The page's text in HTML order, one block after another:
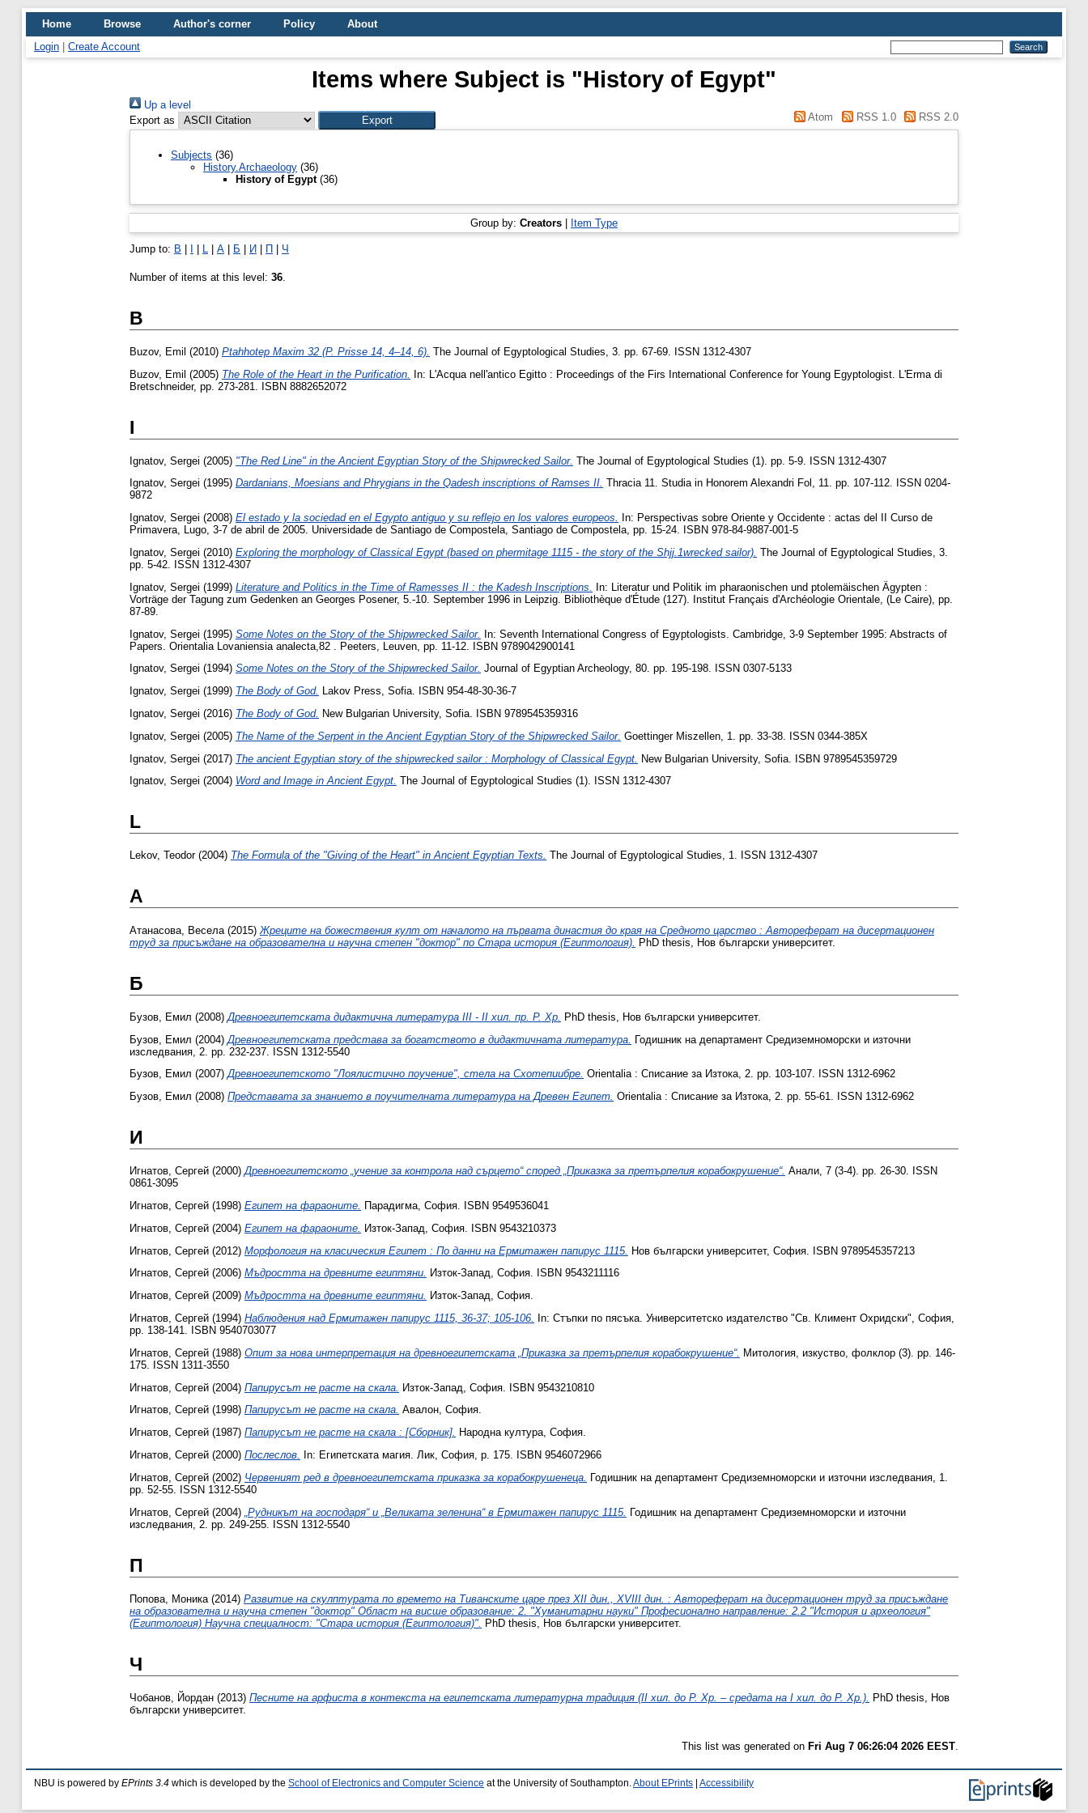
Home Browse Author's corner Policy
About
Login
Create Account
Items where Subject is "History of Egypt"
Up a level
Export as
Atom RSS 1.0 RSS 2.0
Subjects (36)
History.Archaeology (36)
History of Egypt(36)
Group by: Creators | Item Type
Jump to: B | I | L | А | Б | И | П | Ч
Number of items at this level: 36
B
Buzov, Emil (2010) Ptahhotep Maxim 32 (P. Prisse 14, 4–14, 6). The Journal of Egyptological Studies, 3. pp. 67-69. ISSN 1312-4307
Buzov, Emil (2005) The Role of the Heart in the Purification. In: L'Acqua nell'antico Egitto : Proceedings of the Firs International Conference for Young Egyptologist. L'Erma di
Bretschneider, pp. 273-281. ISBN 8882652072
I
Ignatov, Sergei (2005) "The Red Line" in the Ancient Egyptian Story of the Shipwrecked Sailor. The Journal of Egyptological Studies (1). pp. 5-9. ISSN 1312-4307
Ignatov, Sergei (1995) Dardanians, Moesians and Phrygians in thе Qadesh inscriptions of Ramses II. Thracia 11. Studia in Honorem Alexandri Fol, 11. pp. 107-112. ISSN 0204-
9872
Ignatov, Sergei (2008) El estado y la sociedad en el Egypto antiguo y su reflejo en los valores europeos.
In: Perspectivas sobre Oriente y Occidente : actas del II Curso de
Primavera, Lugo, 3-7 de abril de 2005. Universidade de Santiago de Compostela, Santiago de Compostela, pp. 15-24. ISBN 978-84-9887-001-5
Ignatov, Sergei (2010) Exploring the morphology of Classical Egypt (based on phermitage 1115 - the story of thе Shjj.1wrecked sailor). The Journal of Egyptological Studies, 3.
pp. 5-42. ISSN 1312-4307
Ignatov, Sergei (1999) Literature and Politics in the Time of Ramesses II : the Kadesh Inscriptions.
In: Literatur und Politik im pharaonischen und ptolemäischen Ägypten :
Vorträge der Tagung zum Gedenken an Georges Posener, 5.-10. September 1996 in Leipzig. Bibliothèque d'Étude (127). Institut Français d'Archéologie Orientale, (Le Caire), pp.
87-89.
Ignatov, Sergei (1995) Some Notes on the Story of the Shipwrecked Sailor. In: Seventh International Congress of Egyptologists. Cambridge, 3-9 September 1995: Abstracts of
Papers. Orientalia Lovaniensia analecta,82 . Peeters, Leuven, pp. 11-12. ISBN 9789042900141
Ignatov, Sergei (1994) Some Notes on the Story of the Shipwrecked Sailor. Journal of Egyptian Archeology, 80. pp. 195-198. ISSN 0307-5133
Ignatov, Sergei (1999) The Body of God. Lakov Press, Sofia. ISBN 954-48-30-36-7
Ignatov, Sergei (2016) The Body of God. New Bulgarian University, Sofia. ISBN 9789545359316
Ignatov, Sergei (2005) The Name of the Serpent in the Ancient Egyptian Story of the Shipwrecked Sailor. Goettinger Miszellen, 1. pp. 33-38. ISSN 0344-385X
Ignatov, Sergei (2017) The ancient Egyptian story of the shipwrecked sailor : Morphology of Classical Egypt. New Bulgarian University, Sofia. ISBN 9789545359729
Ignatov, Sergei (2004) Word and Image in Ancient Egypt. The Journal of Egyptological Studies (1). ISSN 1312-4307
L
Lekov, Teodor(2004) The Formula of the "Giving of the Heart" in Ancient Egyptian Texts. The Journal of Egyptological Studies, 1. ISSN 1312-4307
А
Атанасова, Весела (2015) Жреците на божествения култ от началото на първата династия до края на Средното царство : Автореферат на дисертационен
труд за присъждане на образователна и научна степен "доктор" по Стара история (Египтология). PhD thesis, Нов български университет.
Б
Бузов, Емил (2008) Древноегипетската дидактична литература III - II хил. пр. Р. Хр. PhD thesis, Нов български университет.
Бузов, Емил (2004) Древноегипетската представа за богатството в дидактичната литература. Годишник на департамент Средиземноморски и източни
изследвания, 2. pp. 232-237. ISSN 1312-5540
Бузов, Емил (2007)Древноегипетското "Лоялистично поучение", стела на Схотепиибре. Orientalia : Списание за Изтока, 2. pp. 103-107. ISSN 1312-6962
Бузов, Емил (2008) Представата за знанието в поучителната литература на Древен Египет. Orientalia : Списание за Изтока, 2. pp. 55-61. ISSN 1312-6962
И
Игнатов, Сергей (2000)Древноегипетското „учение за контрола над сърцето“ според „Приказка за претърпелия корабокрушение“. Анали, 7 (3-4). pp. 26-30. ISSN
0861-3095
Игнатов, Сергей (1998) Египет на фараоните. Парадигма, София. ISBN 9549536041
Игнатов, Сергей (2004) Египет на фараоните.
Изток-Запад, София. ISBN 9543210373
Игнатов, Сергей (2012) Морфология на класическия Египет : По данни на Ермитажен папирус 1115. Нов български университет, София. ISBN 9789545357213
Игнатов, Сергей (2006) Мъдростта на древните египтяни. Изток-Запад, София. ISBN 9543211116
Игнатов, Сергей (2009) Мъдростта на древните египтяни. Изток-Запад, София.
Игнатов, Сергей (1994) Наблюдения над Ермитажен папирус 1115, 36-37; 105-106.
In: Стъпки по пясъка. Университетско издателство "Св. Климент Охридски", София,
pp. 138-141. ISBN 9540703077
Игнатов, Сергей (1988) Опит за нова интерпретация на древноегипетската „Приказка за претърпелия корабокрушение“. Митология, изкуство, фолклор (3). pp. 146-
175. ISSN 1311-3550
Игнатов, Сергей (2004) Папирусът не расте на скала. Изток-Запад, София. ISBN 9543210810
Игнатов, Сергей (1998) Папирусът не расте на скала. Авалон, София.
Игнатов, Сергей (1987) Папирусът не расте на скала : [Сборник]. Народна култура, София.
Игнатов, Сергей (2000) Послеслов.
In: Египетската магия. Лик, София, p. 175. ISBN 9546072966
Игнатов, Сергей (2002) Червеният ред в древноегипетската приказка за корабокрушенеца.
Годишник на департамент Средиземноморски и източни изследвания, 1.
pp. 52-55. ISSN 1312-5540
Игнатов, Сергей (2004) „Рудникът на господаря“ и „Великата зеленина“ в Ермитажен папирус 1115. Годишник на департамент Средиземноморски и източни
изследвания, 2. pp. 249-255. ISSN 1312-5540
П
Попова, Моника (2014) Развитие на скулптурата по времето на Тиванските царе през ХІІ дин., ХVІІІ дин. : Автореферат на дисертационен труд за присъждане
на образователна и научна степен "доктор" Област на висше образование: 2. "Хуманитарни науки" Професионално направление: 2.2 "История и археология"
(Египтология) Научна специалност: "Стара история (Египтология)". PhD thesis, Нов български университет.
Ч
Чобанов, Йордан (2013) Песните на арфиста в контекста на египетската литературна традиция (II хил. до Р. Хр. – средата на I хил. до Р. Хр.).
PhD thesis, Нов
български университет.
This list was generated on Fri Aug 7 06:26:04 2026 EEST
NBU is powered by EPrints 3.4 which is developed by the School of Electronics and Computer Science at the University of Southampton. About EPrints Accessibility